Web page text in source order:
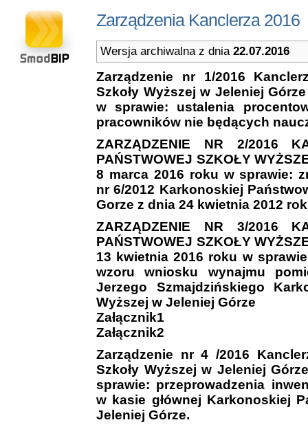
Zarządzenia Kanclerza 2016
Wersja archiwalna z dnia 22.07.2016
Zarządzenie nr 1/2016
Szkoły Wyższej w Jeleniej
w sprawie: ustalenia
pracowników nie będących
ZARZĄDZENIE NR 2/2016
PAŃSTWOWEJ SZKOŁY
8 marca 2016 roku w sprawie:
nr 6/2012 Karkonoskiej
Gorze z dnia 24 kwietnia 2012
ZARZĄDZENIE NR 3/2016
PAŃSTWOWEJ SZKOŁY
13 kwietnia 2016 roku w
wzoru wniosku wynajmu
Jerzego Szmajdzińskiego
Wyższej w Jeleniej Górze
Załącznik1
Załącznik2
Zarządzenie nr 4 /2016
Szkoły Wyższej w Jeleniej
sprawie: przeprowadzenia
w kasie głównej Karkonoskiej
Jeleniej Górze.